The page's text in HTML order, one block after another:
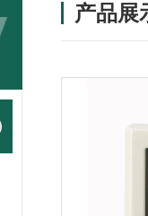
产品展